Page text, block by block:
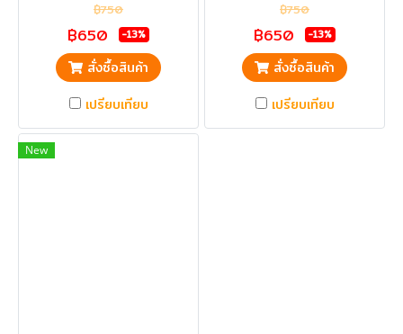
฿750
฿650 -13%
สั่งซื้อสินค้า
เปรียบเทียบ
฿750
฿650 -13%
สั่งซื้อสินค้า
เปรียบเทียบ
New